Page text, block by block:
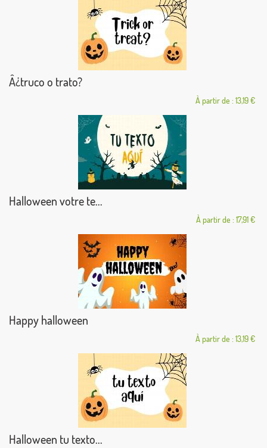
Â¿truco o trato?
À partir de : 13,19 €
Halloween votre te...
À partir de : 17,91 €
Happy halloween
À partir de : 13,19 €
Halloween tu texto...